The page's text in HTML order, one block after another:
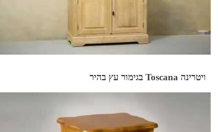
ויטרינה Toscana בגימור עץ בהיר